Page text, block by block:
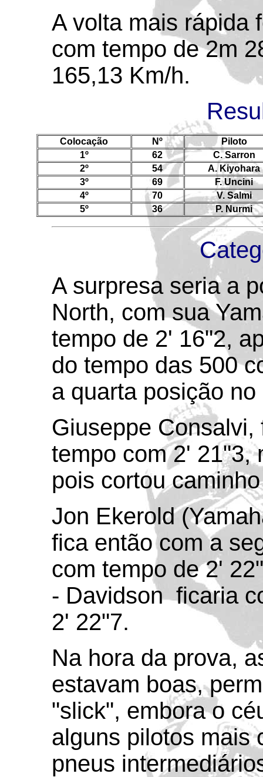
A volta mais rápida
com tempo de 2m
165,13 Km/h.
Colocação Nº
Piloto
1º
62
C. Sarron
2º
54
A. Kiyohara
3º
69
F. Uncini
4º
70
V. Salmi
5º
36 P. Nurmi
A surpresa seria a
North, com sua
tempo de 2' 16"2,
do tempo das 500
a quarta posição
Giuseppe
tempo com 2' 21"3,
pois cortou
Jon Ekerold
fica então com a
com tempo de 2'
- Davidson ficaria
2' 22"7.
Na hora da prova,
estavam boas,
"slick", embora o
alguns pilotos mais
pneus